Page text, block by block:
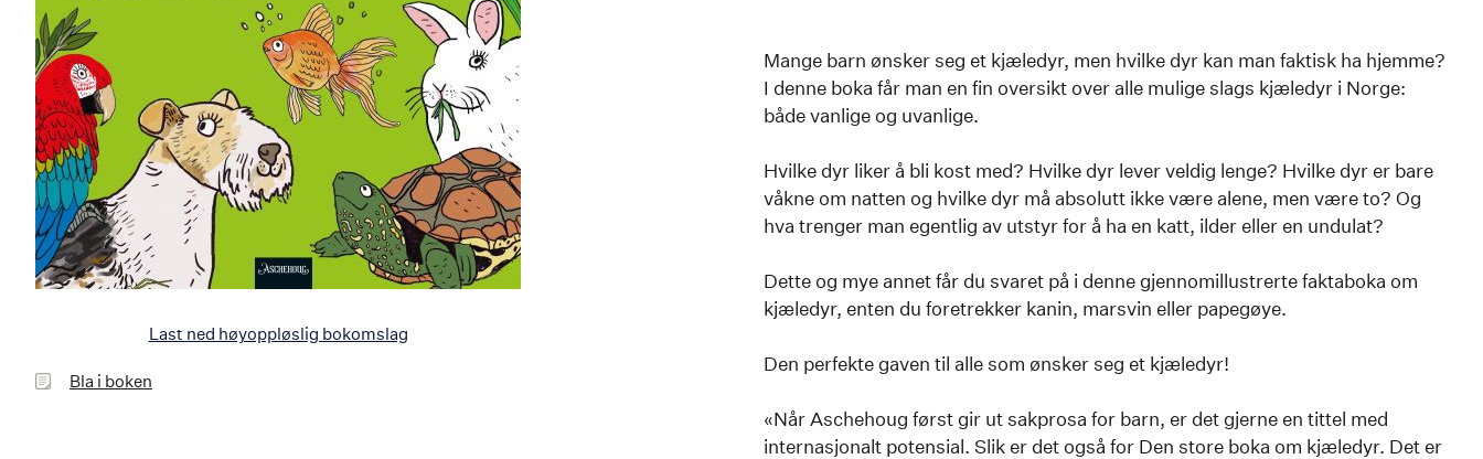
Last ned høyoppløslig bokomslag
BlaBla i boken
Mange barn ønsker seg et kjæledyr, men hvilke dyr kan man faktisk ha hjemme?
I denne boka får man en fin oversikt over alle mulige slags kjæledyr i Norge:
både vanlige og uvanlige.
Hvilke dyr liker å bli kost med? Hvilke dyr lever veldig lenge? Hvilke dyr er bare
våkne om natten og hvilke dyr må absolutt ikke være alene, men være to? Og
hva trenger man egentlig av utstyr for å ha en katt, ilder eller en undulat?
Dette og mye annet får du svaret på i denne gjennomillustrerte faktaboka om
kjæledyr, enten du foretrekker kanin, marsvin eller papegøye.
Den perfekte gaven til alle som ønsker seg et kjæledyr!
«Når Aschehoug først gir ut sakprosa for barn, er det gjerne en tittel med
internasjonalt potensial. Slik er det også for Den store boka om kjæledyr. Det er